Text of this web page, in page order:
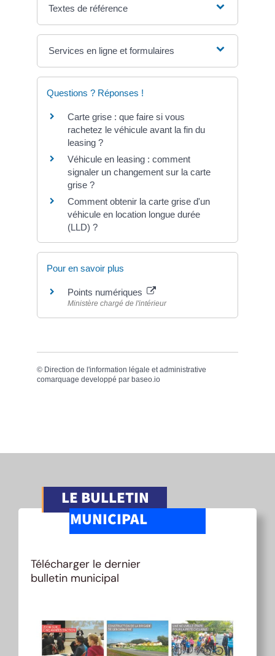
Textes de référence
Services en ligne et formulaires
Questions ? Réponses !
Carte grise : que faire si vous
rachetez le véhicule avant la fin du
leasing ?
Véhicule en leasing : comment
signaler un changement sur la carte
grise ?
Comment obtenir la carte grise d'un
véhicule en location longue durée
(LLD) ?
Pour en savoir plus
Points numériques
Ministère chargé de l'intérieur
© Direction de l'information légale et administrative
comarquage developpé par baseo.io
LE BULLETIN
MUNICIPAL
Télécharger le dernier
bulletin municipal